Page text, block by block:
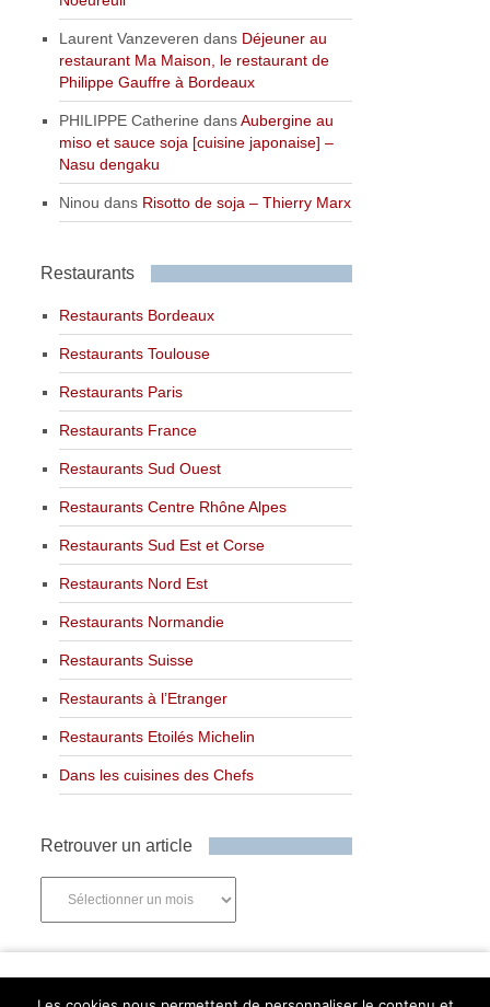
Laurent Vanzeveren dans Déjeuner au
restaurant Ma Maison, le restaurant de
Philippe Gauffre à Bordeaux
PHILIPPE Catherine dansAubergine au
miso et sauce soja [cuisine japonaise] –
Nasu dengaku
Ninou dans Risotto de soja – Thierry Marx
Restaurants
Restaurants Bordeaux
Restaurants Toulouse
Restaurants Paris
Restaurants France
Restaurants Sud Ouest
Restaurants Centre Rhône Alpes
Restaurants Sud Est et Corse
Restaurants Nord Est
Restaurants Normandie
Restaurants Suisse
Restaurants à l’Etranger
Restaurants Etoilés Michelin
Dans les cuisines des Chefs
Retrouver un article